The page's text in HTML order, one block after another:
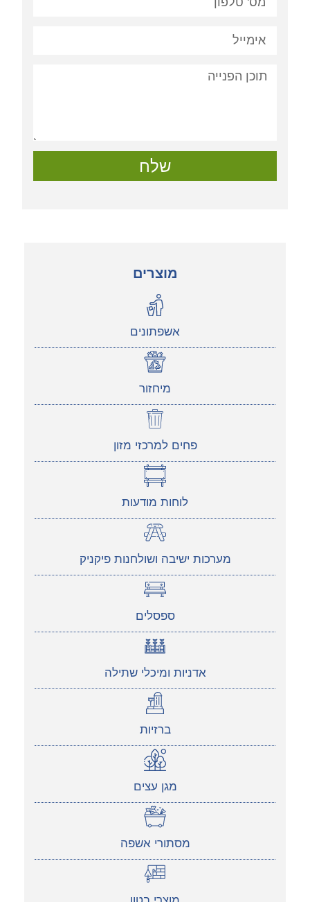
מוצרים
אשפתונים
מיחזור
פחים למרכזי מזון
לוחות מודעות
מערכות ישיבה ושולחנות פיקניק
ספסלים
אדניות ומיכלי שתילה
ברזיות
מגן עצים
מסתורי אשפה
שלח